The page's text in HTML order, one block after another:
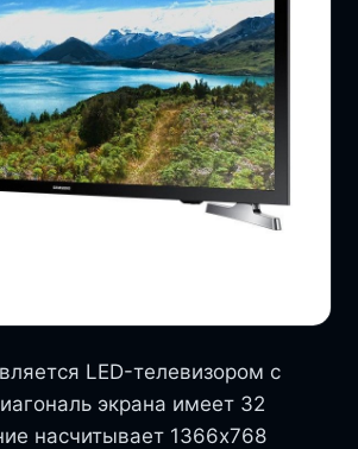
LED-телевизором с
экрана имеет 32
насчитывает 1366х768